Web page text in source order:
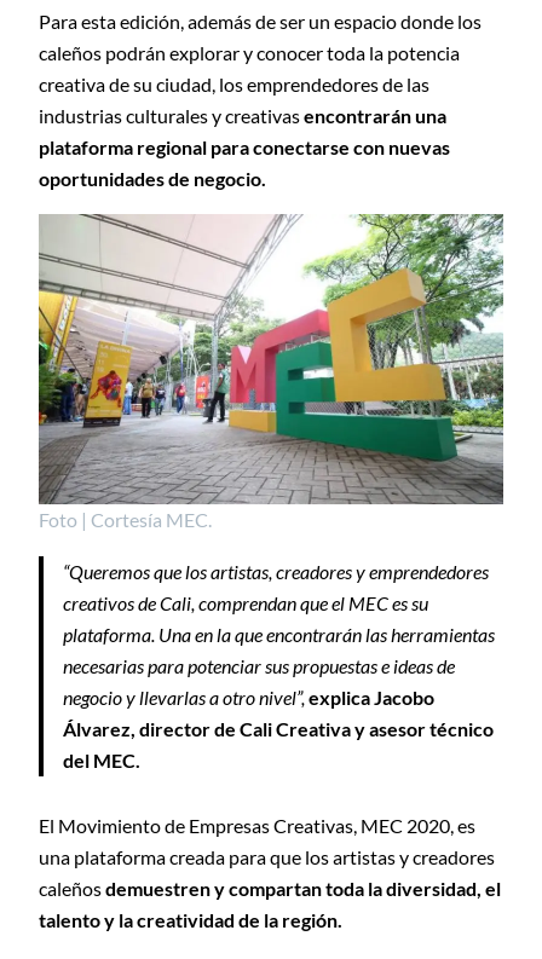
Para esta edición, además de ser un espacio donde los
caleños podrán explorar y conocer toda la potencia
creativa de su ciudad, los emprendedores de las
industrias culturales y creativasencontrarán una
plataforma regional para conectarse con nuevas
oportunidades de negocio.
Foto | Cortesía MEC.
“Queremos que los artistas, creadores y emprendedores
creativos de Cali, comprendan que el MEC es su
plataforma. Una en la que encontrarán las herramientas
necesarias para potenciar sus propuestas e ideas de
negocio y llevarlas a otro nivel”, explica Jacobo
Álvarez, director de Cali Creativa y asesor técnico
del MEC.
El Movimiento de Empresas Creativas, MEC 2020, es
una plataforma creada para que los artistas y creadores
caleñosdemuestren y compartan toda la diversidad, el
talento y la creatividad de la región.